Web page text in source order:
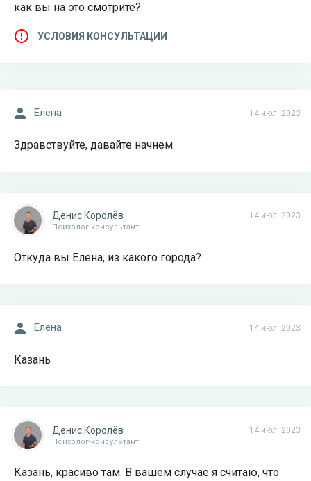
как вы на это смотрите?
УСЛОВИЯ КОНСУЛЬТАЦИИ
14 июл. 2023
Елена
Здравствуйте, давайте начнем
14 июл. 2023
Денис Королёв
Психолог-консультант
Откуда вы Елена, из какого города?
14 июл. 2023
Елена
Казань
14 июл. 2023
Денис Королёв
Психолог-консультант
Казань, красиво там. В вашем случае я считаю, что